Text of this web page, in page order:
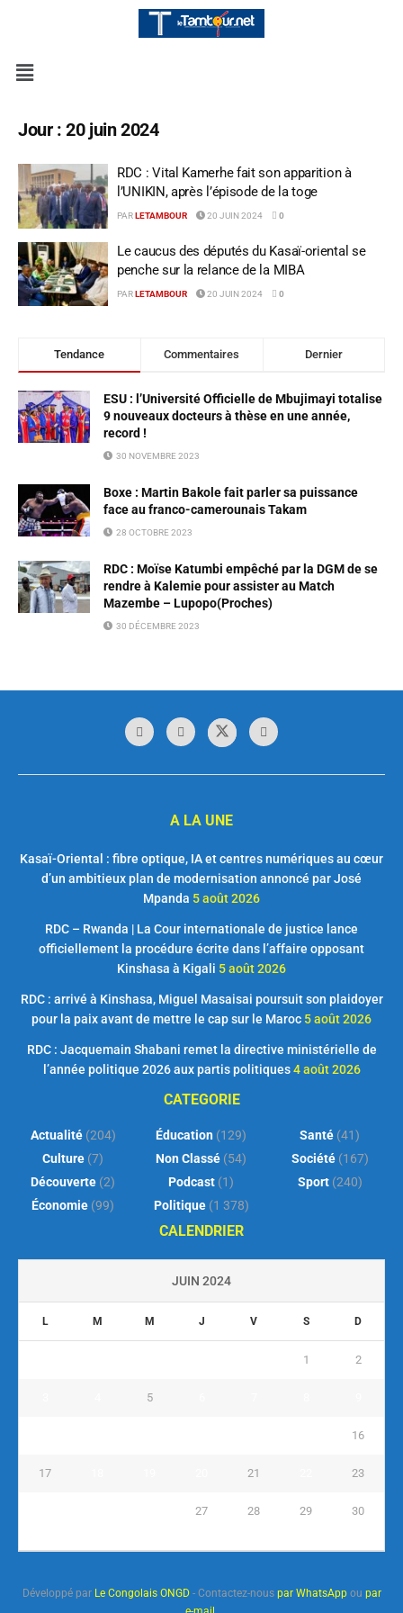
Jour :20 juin 2024
RDC : Vital Kamerhe fait son apparition à
l’UNIKIN, après l’épisode de la toge
PAR LETAMBOUR 20 JUIN 2024 0
Le caucus des députés du Kasaï-oriental se
penche sur la relance de la MIBA
PARLETAMBOUR 20 JUIN 2024 0
Tendance Commentaires Dernier
ESU : l’Université Officielle de Mbujimayi totalise
9 nouveaux docteurs à thèse en une année,
record !
30 NOVEMBRE 2023
Boxe : Martin Bakole fait parler sa puissance
face au franco-camerounais Takam
28 OCTOBRE 2023
RDC : Moïse Katumbi empêché par la DGM de se
rendre à Kalemie pour assister au Match
Mazembe – Lupopo(Proches)
30 DÉCEMBRE 2023
A LA UNE
Kasaï-Oriental : fibre optique, IA et centres numériques au cœur
d’un ambitieux plan de modernisation annoncé par José
Mpanda 5 août 2026
RDC – Rwanda | La Cour internationale de justice lance
officiellement la procédure écrite dans l’affaire opposant
Kinshasa à Kigali 5 août 2026
RDC : arrivé à Kinshasa, Miguel Masaisai poursuit son plaidoyer
pour la paix avant de mettre le cap sur le Maroc 5 août 2026
RDC : Jacquemain Shabani remet la directive ministérielle de
l’année politique 2026 aux partis politiques 4 août 2026
CATEGORIE
Actualité(204)
Culture (7)
Découverte (2)
Économie (99)
Éducation (129)
Non Classé (54)
Podcast (1)
Politique(1 378)
Santé (41)
Société(167)
Sport(240)
CALENDRIER
JUIN 2024
L M M J V S D
1 2
5
16
17 21 23
27 28 29 30
Développé par Le Congolais ONGD- Contactez-nous par WhatsAppou par